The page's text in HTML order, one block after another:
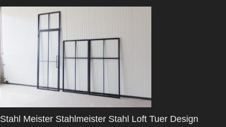
Stahl Meister Stahlmeister Stahl Loft Tuer Design